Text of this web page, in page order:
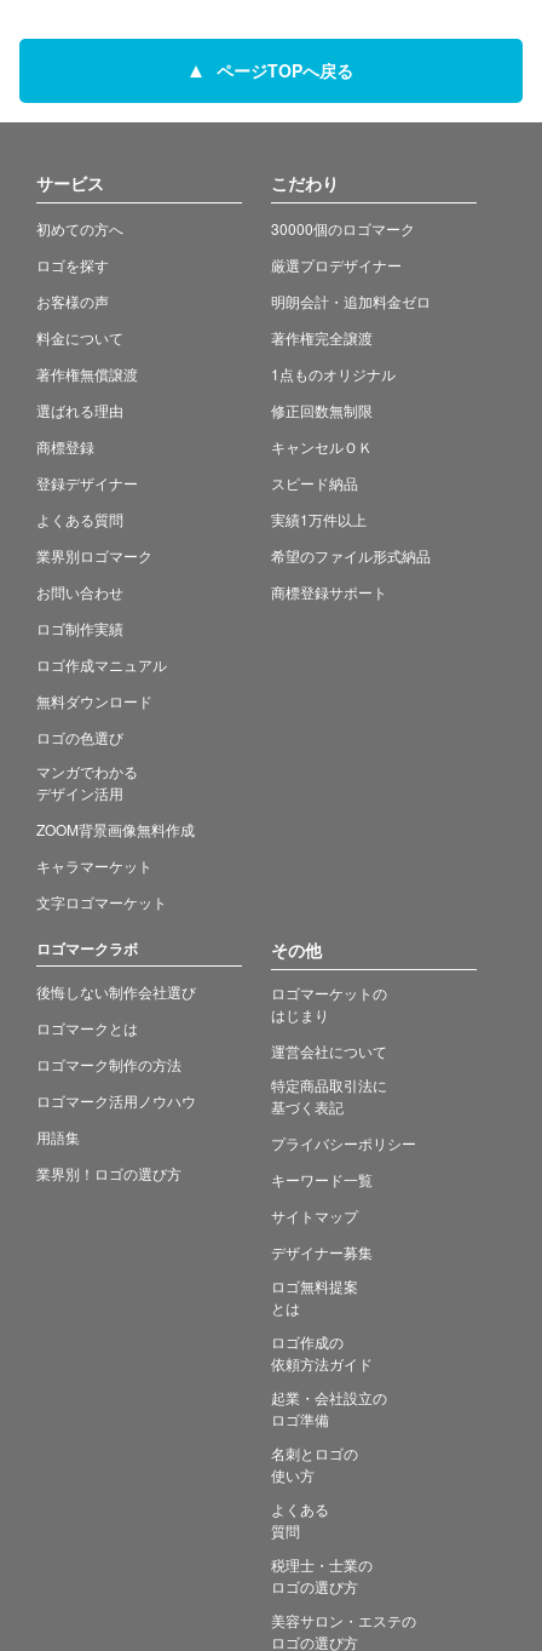
ページTOPへ戻る
サービス
初めての方へ
ロゴを探す
お客様の声
料金について
著作権無償譲渡
選ばれる理由
商標登録
登録デザイナー
よくある質問
業界別ロゴマーク
お問い合わせ
ロゴ制作実績
ロゴ作成マニュアル
無料ダウンロード
ロゴの色選び
マンガでわかる
デザイン活用
ZOOM背景画像無料作成
キャラマーケット
文字ロゴマーケット
こだわり
30000個のロゴマーク
厳選プロデザイナー
明朗会計・追加料金ゼロ
著作権完全譲渡
1点ものオリジナル
修正回数無制限
キャンセルＯＫ
スピード納品
実績1万件以上
希望のファイル形式納品
商標登録サポート
ロゴマークラボ
後悔しない制作会社選び
ロゴマークとは
ロゴマーク制作の方法
ロゴマーク活用ノウハウ
用語集
業界別！ロゴの選び方
その他
ロゴマーケットの
はじまり
運営会社について
特定商品取引法に
基づく表記
プライバシーポリシー
キーワード一覧
サイトマップ
デザイナー募集
ロゴ無料提案
とは
ロゴ作成の
依頼方法ガイド
起業・会社設立の
ロゴ準備
名刺とロゴの
使い方
よくある
質問
税理士・士業の
ロゴの選び方
美容サロン・エステの
ロゴの選び方